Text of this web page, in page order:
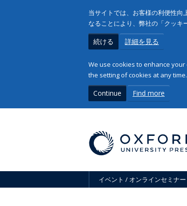
当サイトでは、お客様の利便性
なることにより、弊社の「クッキ
続ける 詳細を見る
We use cookies to enhance
the setting of cookies at any time.
Continue Find more
イベント / オンラインセミナー